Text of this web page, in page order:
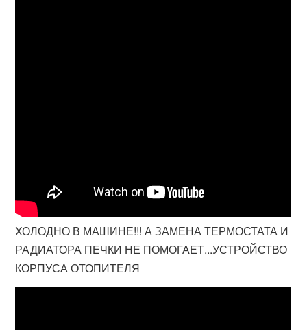
ХОЛОДНО В МАШИНЕ!!! А ЗАМЕНА ТЕРМОСТАТА И
РАДИАТОРА ПЕЧКИ НЕ ПОМОГАЕТ...УСТРОЙСТВО
КОРПУСА ОТОПИТЕЛЯ